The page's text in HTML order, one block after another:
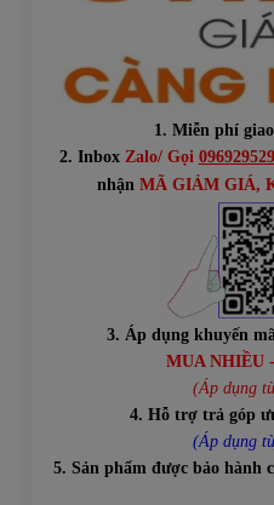
1. Miễn phí
2. Inbox Zalo/ Gọi
nhận MÃ GIẢM GIÁ,
3. Áp dụng khuyến
MUA NHIỀU
(Áp dụng
4. Hỗ trợ trả góp
(Áp dụng
5. Sản phẩm được bảo hành